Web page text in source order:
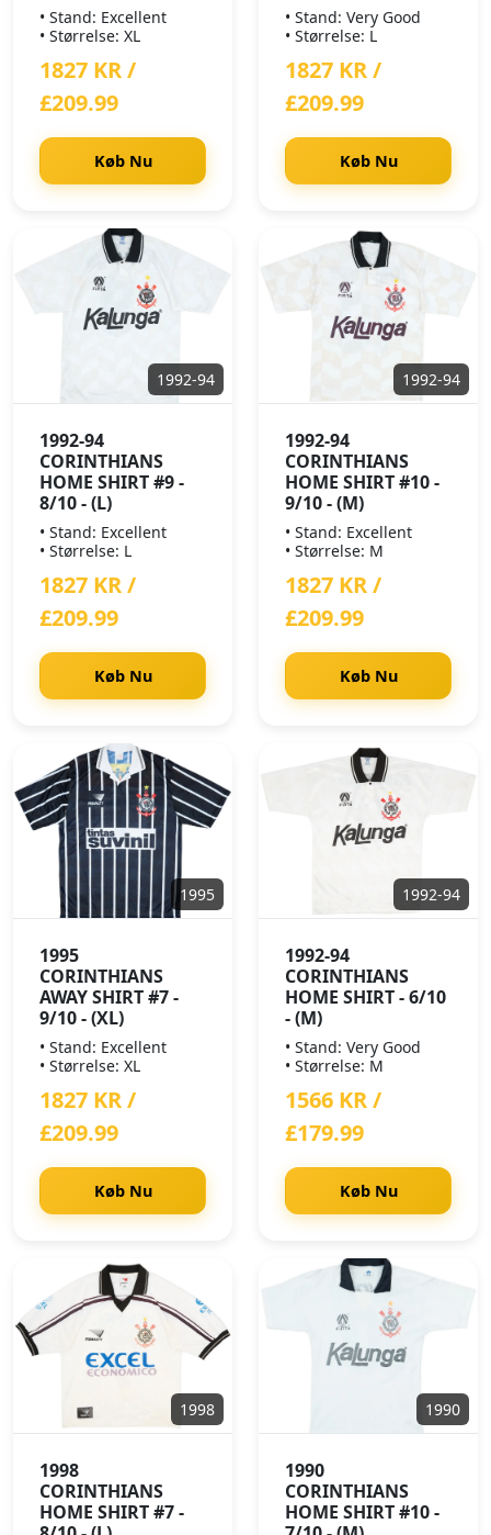
• Stand: Excellent
• Størrelse: XL
1827 KR /
£209.99
Køb Nu
• Stand: Very Good
• Størrelse: L
1827 KR /
£209.99
Køb Nu
1992-94
1992-94
CORINTHIANS
HOME SHIRT #9 -
8/10 - (L)
• Stand: Excellent
• Størrelse: L
1827 KR /
£209.99
Køb Nu
1992-94
1992-94
CORINTHIANS
HOME SHIRT #10 -
9/10 - (M)
• Stand: Excellent
• Størrelse: M
1827 KR /
£209.99
Køb Nu
1995
1995
CORINTHIANS
AWAY SHIRT #7 -
9/10 - (XL)
• Stand: Excellent
• Størrelse: XL
1827 KR /
£209.99
Køb Nu
1992-94
1992-94
CORINTHIANS
HOME SHIRT - 6/10
- (M)
• Stand: Very Good
• Størrelse: M
1566 KR /
£179.99
Køb Nu
1998
1998
CORINTHIANS
HOME SHIRT #7 -
1990
1990
CORINTHIANS
HOME SHIRT #10 -